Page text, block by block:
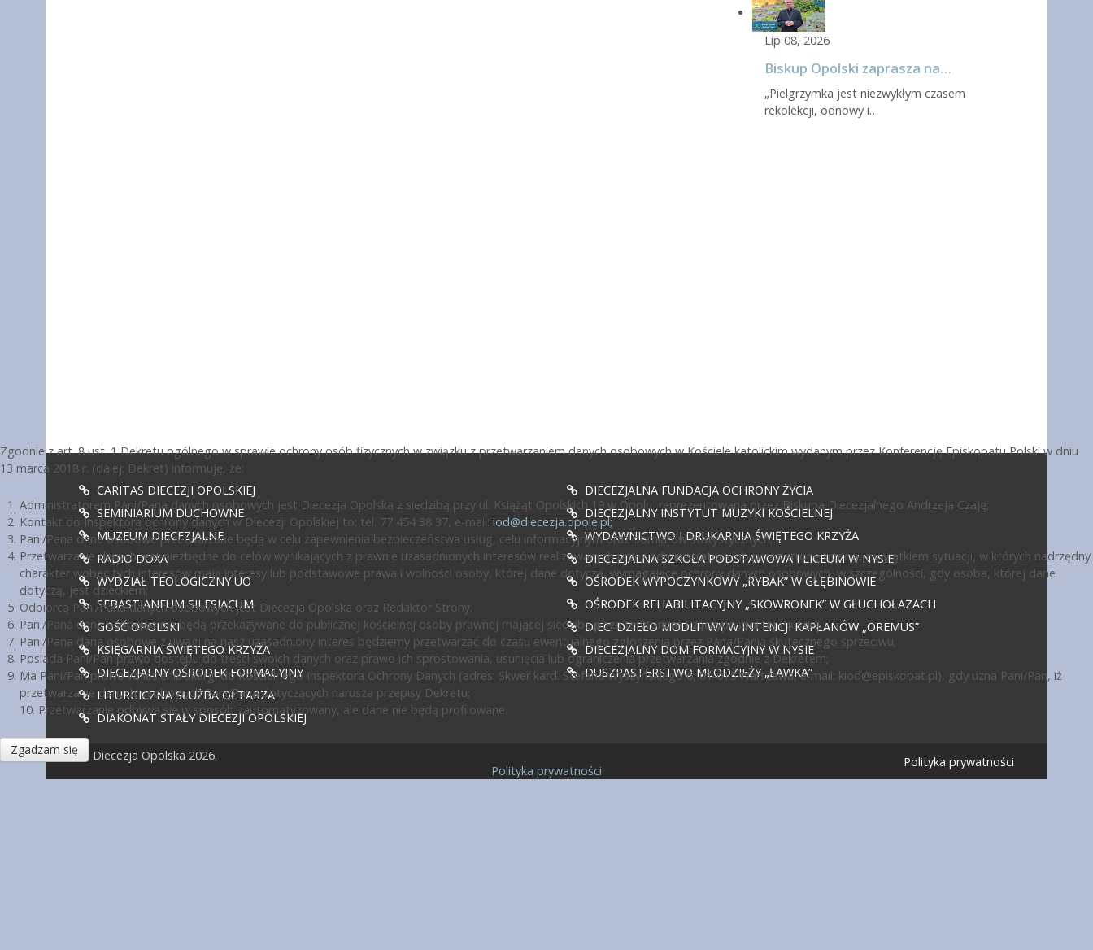
Lip 08, 2026
Biskup Opolski zaprasza na…
„Pielgrzymka jest niezwykłym czasem
rekolekcji, odnowy i…
CARITAS DIECEZJI OPOLSKIEJ
SEMINIARIUM DUCHOWNE
MUZEUM DIECEZJALNE
RADIO DOXA
WYDZIAŁ TEOLOGICZNY UO
SEBASTIANEUM SILESIACUM
GOŚĆ OPOLSKI
KSIĘGARNIA ŚWIĘTEGO KRZYŻA
DIECEZJALNY OŚRODEK FORMACYJNY
LITURGICZNA SŁUŻBA OŁTARZA
DIAKONAT STAŁY DIECEZJI OPOLSKIEJ
DIECEZJALNA FUNDACJA OCHRONY ŻYCIA
DIECEZJALNY INSTYTUT MUZYKI KOŚCIELNEJ
WYDAWNICTWO I DRUKARNIA ŚWIĘTEGO KRZYŻA
DIECEZJALNA SZKOŁA PODSTAWOWA I LICEUM W NYSIE
OŚRODEK WYPOCZYNKOWY „RYBAK” W GŁĘBINOWIE
OŚRODEK REHABILITACYJNY „SKOWRONEK” W GŁUCHOŁAZACH
DIEC. DZIEŁO MODLITWY W INTENCJI KAPŁANÓW „OREMUS”
DIECEZJALNY DOM FORMACYJNY W NYSIE
DUSZPASTERSTWO MŁODZIEŻY „ŁAWKA”
© Diecezja Opolska 2026. Polityka prywatności
Zgodnie z art. 8 ust. 1 Dekretu ogólnego w sprawie ochrony osób fizycznych w związku z przetwarzaniem danych osobowych w Kościele katolickim wydanym przez Konferencję Episkopatu Polski w dniu
13 marca 2018 r. (dalej: Dekret) informuję, że:
Administratorem Pani/Pana danych osobowych jest Diecezja Opolska z siedzibą przy ul. Książąt Opolskich 19 w Opolu, reprezentowana przez Biskupa Diecezjalnego Andrzeja Czaję;
Kontakt do Inspektora ochrony danych w Diecezji Opolskiej to: tel. 77 454 38 37, e-mail: iod@diecezja.opole.pl;
Pani/Pana dane osobowe przetwarzane będą w celu zapewnienia bezpieczeństwa usług, celu informacyjnym oraz pomiarów statystycznych;
Przetwarzanie danych jest niezbędne do celów wynikających z prawnie uzasadnionych interesów realizowanych przez administratora lub przez stronę trzecią, z wyjątkiem sytuacji, w których nadrzędny
charakter wobec tych interesów mają interesy lub podstawowe prawa i wolności osoby, której dane dotyczą, wymagające ochrony danych osobowych, w szczególności, gdy osoba, której dane
dotyczą, jest dzieckiem;
Odbiorcą Pani/Pana danych osobowych jest Diecezja Opolska oraz Redaktor Strony.
Pani/Pana dane osobowe nie będą przekazywane do publicznej kościelnej osoby prawnej mającej siedzibę poza terytorium Rzeczypospolitej Polskiej;
Pani/Pana dane osobowe z uwagi na nasz uzasadniony interes będziemy przetwarzać do czasu ewentualnego zgłoszenia przez Pana/Panią skutecznego sprzeciwu;
Posiada Pani/Pan prawo dostępu do treści swoich danych oraz prawo ich sprostowania, usunięcia lub ograniczenia przetwarzania zgodnie z Dekretem;
Ma Pani/Pan prawo wniesienia skargi do Kościelnego Inspektora Ochrony Danych (adres: Skwer kard. Stefana Wyszyńskiego 6, 01-015 Warszawa, e-mail: kiod@episkopat.pl), gdy uzna Pani/Pan, iż
przetwarzanie danych osobowych Pani/Pana dotyczących narusza przepisy Dekretu;
10. Przetwarzanie odbywa się w sposób zautomatyzowany, ale dane nie będą profilowane.
Zgadzam się
Polityka prywatności